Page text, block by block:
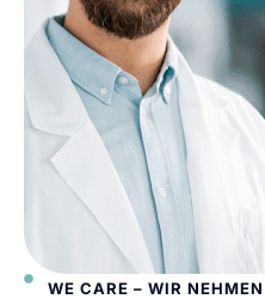
WE CARE – WIR